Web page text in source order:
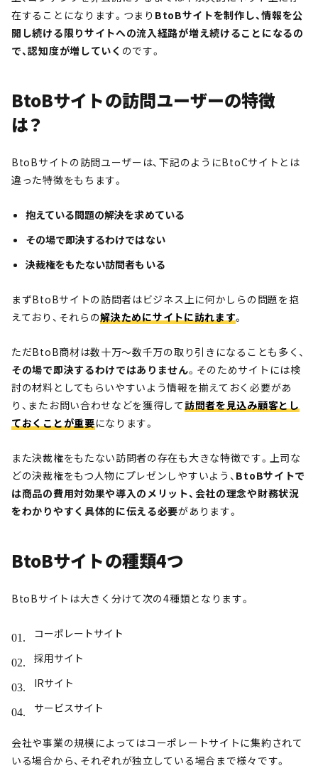
在することになります。つまり BtoBサイトを制作し、情報を公
開し続ける限りサイトへの流入経路が増え続けることになるの
で、認知度が増していく のです。
BtoBサイトの訪問ユーザーの特徴
は？
BtoBサイトの訪問ユーザーは、下記のようにBtoCサイトとは
違った特徴をもちます。
抱えている問題の解決を求めている
その場で即決するわけではない
決裁権をもたない訪問者もいる
まずBtoBサイトの訪問者はビジネス上に何かしらの問題を抱
えており、それらの解決ためにサイトに訪れます。
ただBtoB商材は数十万～数千万の取り引きになることも多く、
その場で即決するわけではありません。そのためサイトには検
討の材料としてもらいやすいよう情報を揃えておく必要があ
り、またお問い合わせなどを獲得して訪問者を見込み顧客とし
ておくことが重要になります。
また決裁権をもたない訪問者の存在も大きな特徴です。上司な
どの決裁権をもつ人物にプレゼンしやすいよう、 BtoBサイトで
は商品の費用対効果や導入のメリット、会社の理念や財務状況
をわかりやすく具体的に伝える必要があります。
BtoBサイトの種類4つ
BtoBサイトは大きく分けて次の4種類となります。
コーポレートサイト
採用サイト
IRサイト
サービスサイト
会社や事業の規模によってはコーポレートサイトに集約されて
いる場合から、それぞれが独立している場合まで様々です。